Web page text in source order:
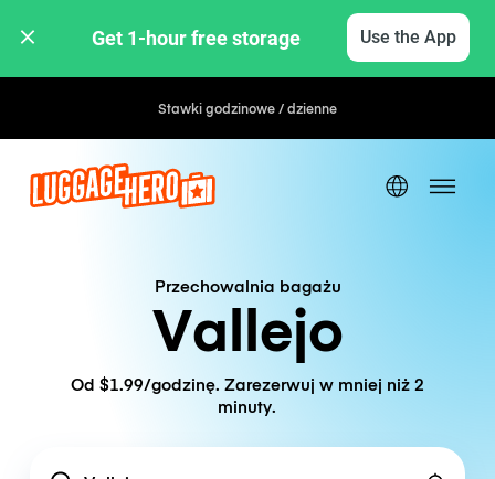
Get 1-hour free storage Use the App
Stawki godzinowe / dzienne
Przechowalnia bagażu
Vallejo
Od $1.99/godzinę. Zarezerwuj w mniej niż 2
minuty.